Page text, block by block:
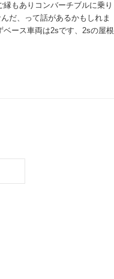
もありコンバーチブルに乗り
だ、って話があるかもしれま
ース車両は2sです、2sの屋根